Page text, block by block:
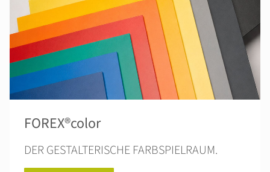
FOREX®color
DER GESTALTERISCHE FARBSPIELRAUM.